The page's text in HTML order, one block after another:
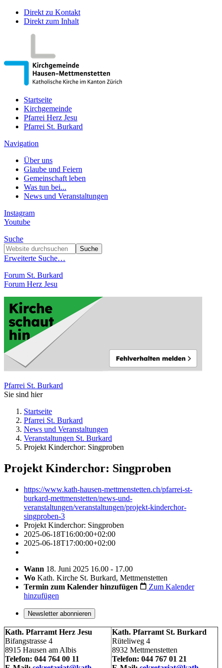
Direkt zu Kontakt
Direkt zum Inhalt
Startseite
Kirchgemeinde
Pfarrei Herz Jesu
Pfarrei St. Burkard
Navigation
Über uns
Glaube und Feiern
Gemeinschaft leben
Was tun bei...
News und Veranstaltungen
Instagram
Youtube
Suche
Erweiterte Suche…
Forum St. Burkard
Forum Herz Jesu
Pfarrei St. Burkard
Sie sind hier
Startseite
Pfarrei St. Burkard
News und Veranstaltungen
Veranstaltungen St. Burkard
Projekt Kinderchor: Singproben
Projekt Kinderchor: Singproben
https://www.kath-hausen-mettmenstetten.ch/pfarrei-st-
burkard-mettmenstetten/news-und-
veranstaltungen/veranstaltungen/projekt-kinderchor-
singproben-3
Projekt Kinderchor: Singproben
2025-06-18T16:00:00+02:00
2025-06-18T17:00:00+02:00
Wann 18. Juni 2025 16.00 - 17.00
Wo Kath. Kirche St. Burkard, Mettmenstetten
Termin zum Kalender hinzufügen
Zum Kalender
hinzufügen
Newsletter abonnieren
Kath. Pfarramt Herz Jesu
Bifangstrasse 4
8915 Hausen am Albis
Telefon: 044 764 00 11
Kath. Pfarramt St. Burkard
Rüteliweg 4
8932 Mettmenstetten
Telefon: 044 767 01 21